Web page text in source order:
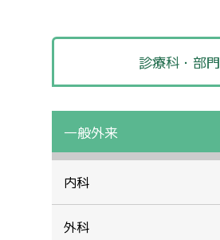
診療科・部門
一般外来
内科
外科